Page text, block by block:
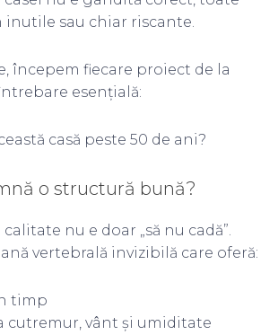
inutile sau chiar riscante.
începem fiecare proiect de la
esențială:
casă peste 50 de ani?
o structură bună?
nu e doar „să nu cadă”.
vertebrală invizibilă care oferă:
timp
cutremur, vânt și umiditate